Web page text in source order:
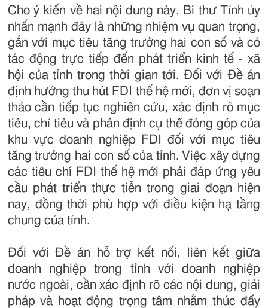
Cho ý kiến về hai nội dung này, Bí thư Tỉnh ủy
nhấn mạnh đây là những nhiệm vụ quan trọng,
gắn với mục tiêu tăng trưởng hai con số và có
tác động trực tiếp đến phát triển kinh tế - xã
hội của tỉnh trong thời gian tới. Đối với Đề án
định hướng thu hút FDI thế hệ mới, đơn vị soạn
thảo cần tiếp tục nghiên cứu, xác định rõ mục
tiêu, chỉ tiêu và phân định cụ thể đóng góp của
khu vực doanh nghiệp FDI đối với mục tiêu
tăng trưởng hai con số của tỉnh. Việc xây dựng
các tiêu chí FDI thế hệ mới phải đáp ứng yêu
cầu phát triển thực tiễn trong giai đoạn hiện
nay, đồng thời phù hợp với điều kiện hạ tầng
chung của tỉnh.
Đối với Đề án hỗ trợ kết nối, liên kết giữa
doanh nghiệp trong tỉnh với doanh nghiệp
nước ngoài, cần xác định rõ các nội dung, giải
pháp và hoạt động trọng tâm nhằm thúc đẩy